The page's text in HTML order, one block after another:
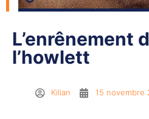
L’enrênement
l’howlett
Kilian 15 novembre